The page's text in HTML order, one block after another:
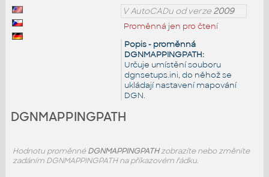
V AutoCADu od verze2009
Proměnná jen pro čtení
Popis - proměnná
DGNMAPPINGPATH:
Určuje umístění souboru
dgnsetups.ini, do něhož se
ukládají nastavení mapování
DGN.
DGNMAPPINGPATH
Hodnotu proměnnéDGNMAPPINGPATHzobrazíte nebo změníte
zadáním DGNMAPPINGPATH na příkazovém řádku.